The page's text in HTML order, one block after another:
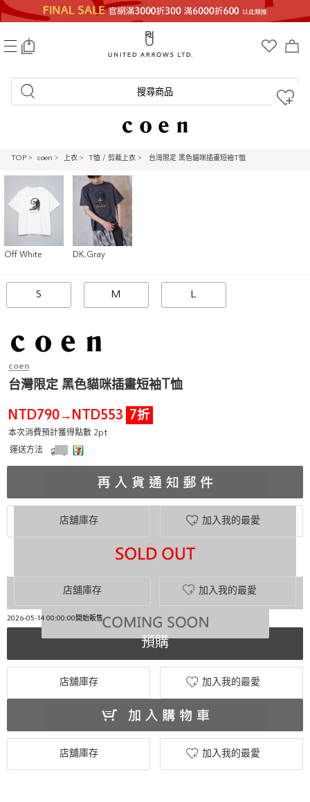
搜尋商品
TOP > coen > 上衣 > T恤 / 剪裁上衣 > 台灣限定 黑色貓咪插畫短袖T恤
Off White DK.Gray
S M
coen
台灣限定 黑色貓咪插畫短袖T恤
NTD790→ NTD553 7折
本次消費預計獲得點數 2pt
運送方法
加入我的最愛
店舖庫存
店舖庫存 加入我的最愛
2026-05-14 00:00:00開始販售
預購
店舖庫存 加入我的最愛
店舖庫存 加入我的最愛